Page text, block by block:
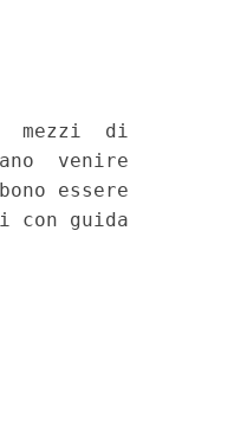
mezzi  di
venire
essere
guida